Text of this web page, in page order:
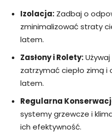
Izolacja: Zadbaj o
zminimalizować straty
latem.
Zasłony i Rolety:
zatrzymać ciepło zimą i
latem.
Regularna
systemy grzewcze i
ich efektywność.